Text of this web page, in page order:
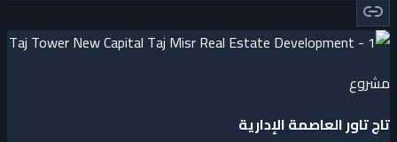
مشروع
تاج تاور العاصمة الإدارية